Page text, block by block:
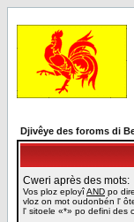
Djivêye des foroms di
Cweri après des mots:
Vos ploz eployîAND po
vloz on mot oudonbén l'
l' sitoele «*» po defini des